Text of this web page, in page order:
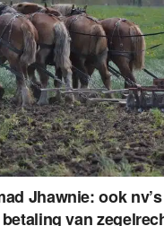
Jhawnie: ook
van